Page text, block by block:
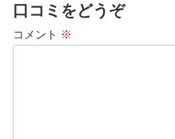
口コミをどうぞ
コメント ※